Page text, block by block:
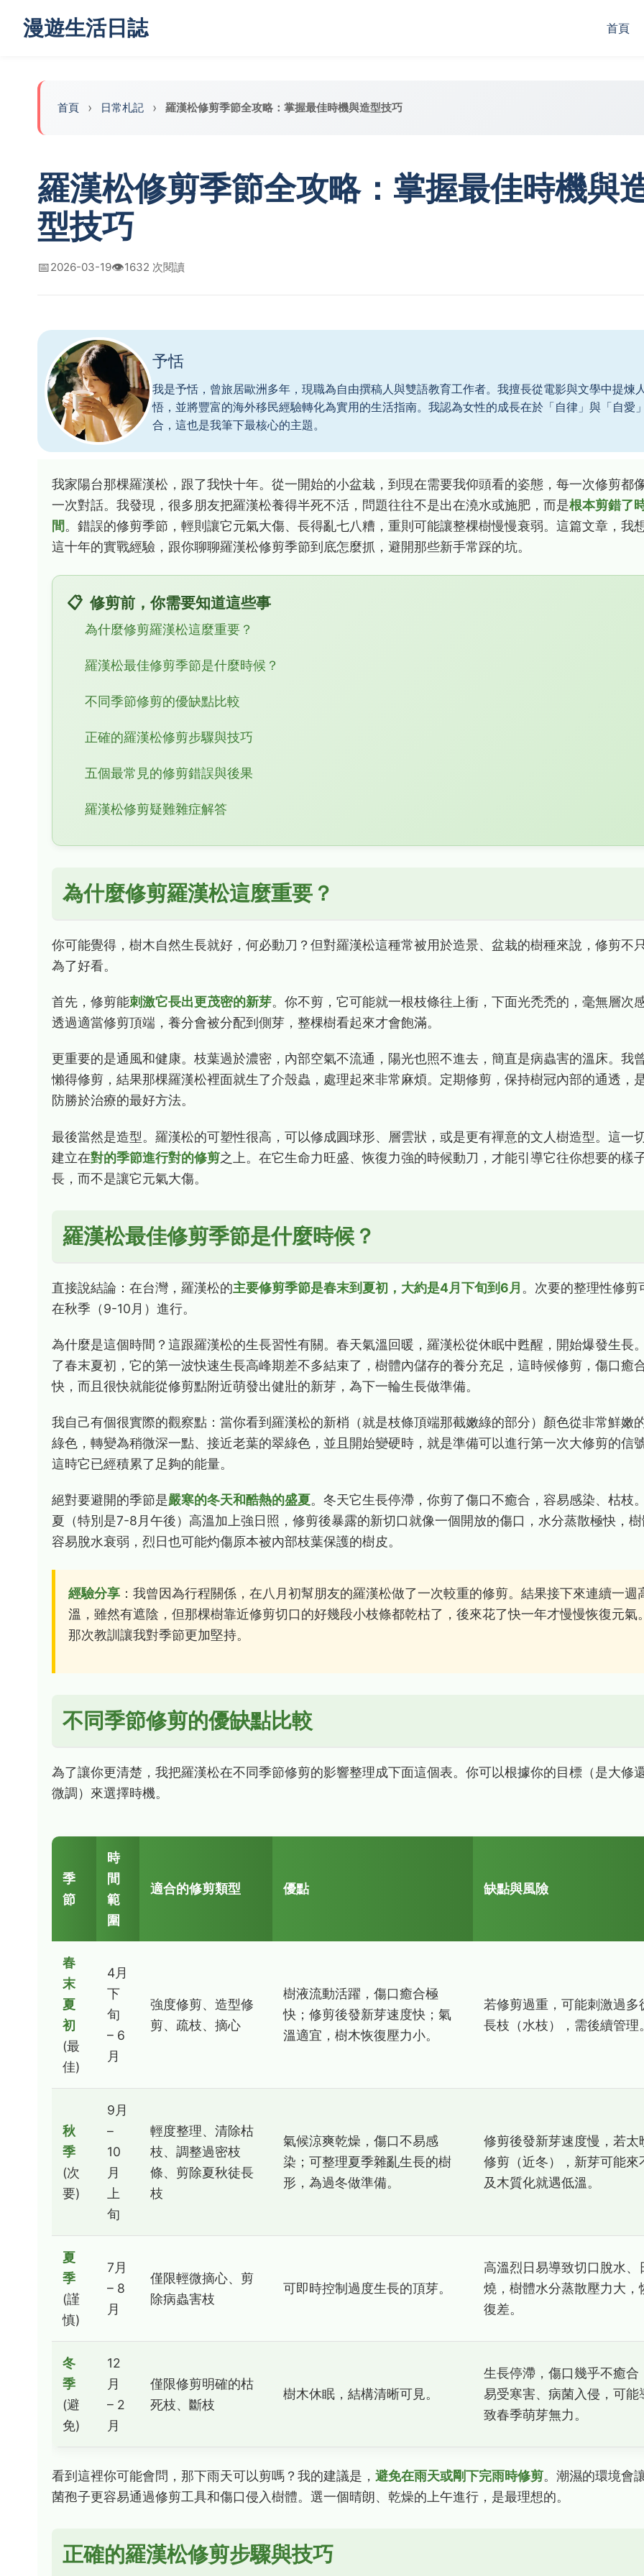
漫遊生活日誌 首頁
首頁 日常札記 羅漢松修剪季節全攻略：掌握最佳時機與造型技巧
羅漢松修剪季節全攻略：掌握最佳時機與
型技巧
📅2026-03-19👁️1632 次閱讀
予恬
我是予恬，曾旅居歐洲多年，現職為自由撰稿人與雙語教育工作者。我擅長從電影與文學中提煉
悟，並將豐富的海外移民經驗轉化為實用的生活指南。我認為女性的成長在於「自律」與「自愛
合，這也是我筆下最核心的主題。
我家陽台那棵羅漢松，跟了我快十年。從一開始的小盆栽，到現在需要我仰頭看的姿態，每一次修剪都
一次對話。我發現，很多朋友把羅漢松養得半死不活，問題往往不是出在澆水或施肥，而是根本剪錯了
間。錯誤的修剪季節，輕則讓它元氣大傷、長得亂七八糟，重則可能讓整棵樹慢慢衰弱。這篇文章，我
這十年的實戰經驗，跟你聊聊羅漢松修剪季節到底怎麼抓，避開那些新手常踩的坑。
修剪前，你需要知道這些事
為什麼修剪羅漢松這麼重要？
羅漢松最佳修剪季節是什麼時候？
不同季節修剪的優缺點比較
正確的羅漢松修剪步驟與技巧
五個最常見的修剪錯誤與後果
羅漢松修剪疑難雜症解答
為什麼修剪羅漢松這麼重要？
你可能覺得，樹木自然生長就好，何必動刀？但對羅漢松這種常被用於造景、盆栽的樹種來說，修剪不
為了好看。
首先，修剪能刺激它長出更茂密的新芽。你不剪，它可能就一根枝條往上衝，下面光禿禿的，毫無層次
透過適當修剪頂端，養分會被分配到側芽，整棵樹看起來才會飽滿。
更重要的是通風和健康。枝葉過於濃密，內部空氣不流通，陽光也照不進去，簡直是病蟲害的溫床。我
懶得修剪，結果那棵羅漢松裡面就生了介殼蟲，處理起來非常麻煩。定期修剪，保持樹冠內部的通透，
防勝於治療的最好方法。
最後當然是造型。羅漢松的可塑性很高，可以修成圓球形、層雲狀，或是更有禪意的文人樹造型。這一
建立在對的季節進行對的修剪之上。在它生命力旺盛、恢復力強的時候動刀，才能引導它往你想要的樣
長，而不是讓它元氣大傷。
羅漢松最佳修剪季節是什麼時候？
直接說結論：在台灣，羅漢松的主要修剪季節是春末到夏初，大約是4月下旬到6月 。次要的整理性修剪
在秋季（9-10月）進行。
為什麼是這個時間？這跟羅漢松的生長習性有關。春天氣溫回暖，羅漢松從休眠中甦醒，開始爆發生長
了春末夏初，它的第一波快速生長高峰期差不多結束了，樹體內儲存的養分充足，這時候修剪，傷口癒
快，而且很快就能從修剪點附近萌發出健壯的新芽，為下一輪生長做準備。
我自己有個很實際的觀察點：當你看到羅漢松的新梢（就是枝條頂端那截嫩綠的部分）顏色從非常鮮嫩
綠色，轉變為稍微深一點、接近老葉的翠綠色，並且開始變硬時，就是準備可以進行第一次大修剪的信
這時它已經積累了足夠的能量。
絕對要避開的季節是嚴寒的冬天和酷熱的盛夏。冬天它生長停滯，你剪了傷口不癒合，容易感染、枯枝
夏（特別是7-8月午後）高溫加上強日照，修剪後暴露的新切口就像一個開放的傷口，水分蒸散極快，
容易脫水衰弱，烈日也可能灼傷原本被內部枝葉保護的樹皮。
經驗分享 ：我曾因為行程關係，在八月初幫朋友的羅漢松做了一次較重的修剪。結果接下來連續一週
溫，雖然有遮陰，但那棵樹靠近修剪切口的好幾段小枝條都乾枯了，後來花了快一年才慢慢恢復元氣
那次教訓讓我對季節更加堅持。
不同季節修剪的優缺點比較
為了讓你更清楚，我把羅漢松在不同季節修剪的影響整理成下面這個表。你可以根據你的目標（是大修
微調）來選擇時機。
季
節
時
間
範
圍
適合的修剪類型 優點 缺點與風險
春
末
夏
初
(最
佳)
4月
下
旬
– 6
月
強度修剪、造型修
剪、疏枝、摘心
樹液流動活躍，傷口癒合極
快；修剪後發新芽速度快；氣
溫適宜，樹木恢復壓力小。
若修剪過重，可能刺激過多
長枝（水枝），需後續管理
秋
季
(次
要)
9月
–
10
月
上
旬
輕度整理、清除枯
枝、調整過密枝
條、剪除夏秋徒長
枝
氣候涼爽乾燥，傷口不易感
染；可整理夏季雜亂生長的樹
形，為過冬做準備。
修剪後發新芽速度慢，若太
修剪（近冬），新芽可能來
及木質化就遇低溫。
夏
季
(謹
慎)
7月
– 8
月
僅限輕微摘心、剪
除病蟲害枝
可即時控制過度生長的頂芽。
高溫烈日易導致切口脫水、
燒，樹體水分蒸散壓力大，
復差。
冬
季
(避
免)
12
月
– 2
月
僅限修剪明確的枯
死枝、斷枝
樹木休眠，結構清晰可見。
生長停滯，傷口幾乎不癒合
易受寒害、病菌入侵，可能
致春季萌芽無力。
看到這裡你可能會問，那下雨天可以剪嗎？我的建議是， 避免在雨天或剛下完雨時修剪。潮濕的環境會
菌孢子更容易通過修剪工具和傷口侵入樹體。選一個晴朗、乾燥的上午進行，是最理想的。
正確的羅漢松修剪步驟與技巧